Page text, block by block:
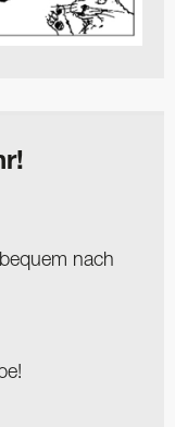
nach